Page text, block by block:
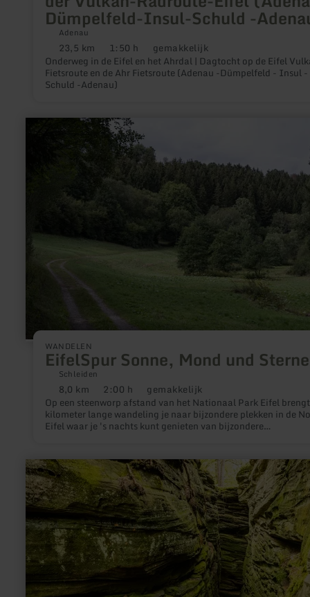
Dümpelfeld-Insul-Schuld -
Adenau
Afstand:
23,5 km Duur:
1:50 h Moeilijkheidsgraad:
gemakkelijk
Onderweg in de Eifel en het Ahrdal | Dagtocht op de Eifel
Fietsroute en de Ahr Fietsroute (Adenau -Dümpelfeld - Insul -
Schuld -Adenau)
WANDELEN
EifelSpur Sonne, Mond und Sterne
Schleiden
Afstand:
8,0 km Duur:
2:00 h Moeilijkheidsgraad:
gemakkelijk
Op een steenworp afstand van het Nationaal Park Eifel
kilometer lange wandeling je naar bijzondere plekken in de
Eifel waar je 's nachts kunt genieten van bijzondere
informatie
meer
informatie
over:
Grüne-
Hölle-
Tour
Bollendorf/Rundweg
Naturpark
Südeifel
55